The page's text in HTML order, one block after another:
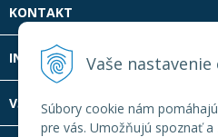
Vaše nastavenie
Súbory cookie nám
pre vás. Umožňujú spoznať
KONTAKT
INFOLINKA
VŠETKO O NÁKUPE